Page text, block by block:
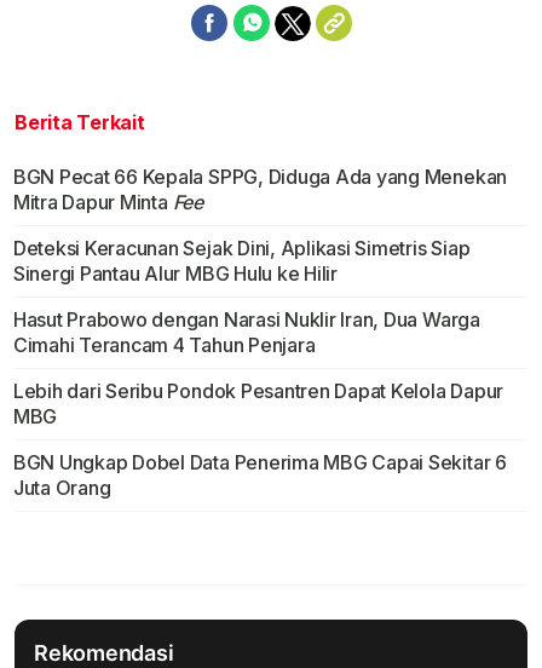
Berita Terkait
BGN Pecat 66 Kepala SPPG, Diduga Ada yang Menekan
Mitra Dapur Minta Fee
Deteksi Keracunan Sejak Dini, Aplikasi Simetris Siap
Sinergi Pantau Alur MBG Hulu ke Hilir
Hasut Prabowo dengan Narasi Nuklir Iran, Dua Warga
Cimahi Terancam 4 Tahun Penjara
Lebih dari Seribu Pondok Pesantren Dapat Kelola Dapur
MBG
BGN Ungkap Dobel Data Penerima MBG Capai Sekitar 6
Juta Orang
Rekomendasi